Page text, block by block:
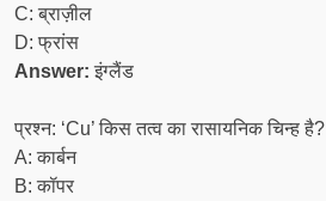
C: ब्राज़ील
D: फ्रांस
Answer: इंग्लैंड
प्रश्न: ‘Cu’ किस तत्व का रासायनिक चिन्ह है?
A: कार्बन
B: कॉपर